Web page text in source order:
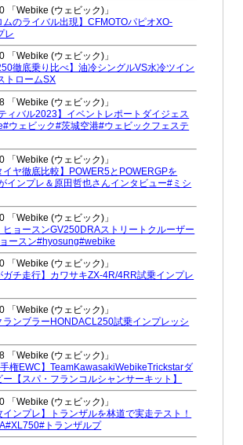
「Webike (ウェビック)」
ムのライバル出現】CFMOTOパピオXO-
レ
「Webike (ウェビック)」
徹底乗り比べ】油冷シングルVS水冷ツイン
トロームSX
「Webike (ウェビック)」
ィバル2023】イベントレポートダイジェス
ウェビック#茨城空港#ウェビックフェステ
「Webike (ウェビック)」
イヤ徹底比較】POWER5とPOWERGPを
インプレ＆原田哲也さんインタビュー#ミシ
「Webike (ウェビック)」
ヒョースンGV250DRAストリートクルーザー
ースン#hyosung#webike
「Webike (ウェビック)」
ガチ走行】カワサキZX-4R/4RR試乗インプレ
「Webike (ウェビック)」
ランブラーHONDACL250試乗インプレッシ
「Webike (ウェビック)」
手権EWC】TeamKawasakiWebikeTrickstarダ
【スパ・フランコルシャンサーキット】
「Webike (ウェビック)」
インプレ】トランザルを林道で実走テスト！
トランザルプ